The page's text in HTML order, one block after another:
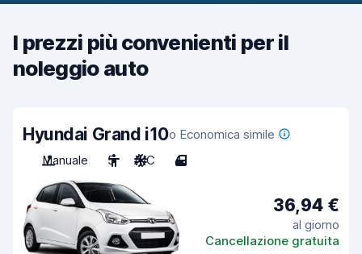
I prezzi più convenienti per il
noleggio auto
Hyundai Grand i10o Economica simile
Manuale
5 A/C 4
36,94 €
al giorno
Cancellazione gratuita